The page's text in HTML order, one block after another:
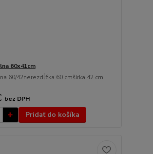
60x41cm
60/42nerezdĺžka 60 cmšírka 42 cm
bez DPH
Pridať do košíka